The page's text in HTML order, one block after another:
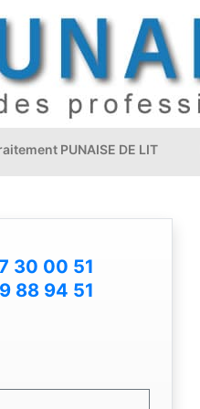
PUNAISE DE LIT
30 00 51
88 94 51